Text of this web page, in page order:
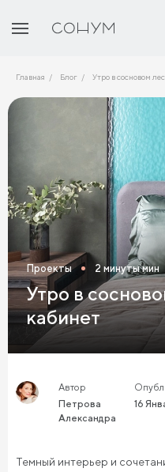
Главная Блог Утро в сосновом
Проекты 2 минуты мин
Утро в
кабинет
Автор
Петрова
Александра
16
Темный интерьер и